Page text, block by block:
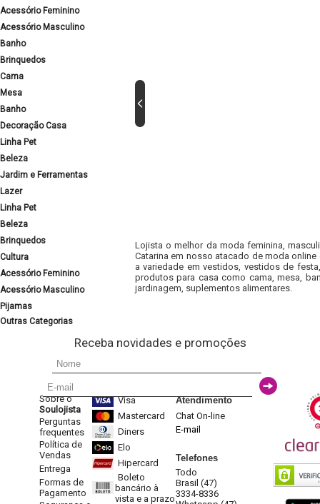
Acessório Feminino
Acessório Masculino
Banho
Brinquedos
Cama
Mesa
Banho
Decoração Casa
Linha Pet
Beleza
Jardim e Ferramentas
Lazer
Linha Pet
Beleza
Brinquedos
Cultura
Acessório Feminino
Acessório Masculino
Pijamas
Outras Categorias
Lojista o melhor da moda feminina,
Catarina em nosso atacado de moda
a variedade em vestidos, vestidos de
produtos para casa como cama, mesa,
jardinagem, suplementos alimentares.
Receba novidades e promoções
Sobre o
Soulojista
Perguntas
frequentes
Política de
Vendas
Entrega
Formas de
Pagamento
Visa
Mastercard
Diners
Elo
Hipercard
Boleto
bancário à
vista e a prazo
Atendimento
Chat On-line
E-mail
Telefones
Todo
Brasil (47)
3334-8336